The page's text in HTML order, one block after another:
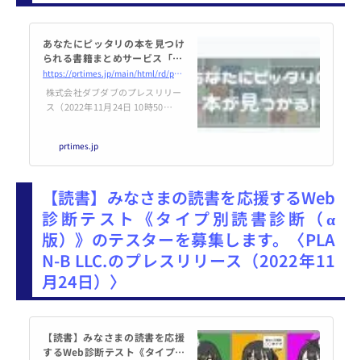
あなたにピッタリの本を見つけ
られる書籍まとめサービス「yo
meru(ヨメル)」がローンチ
https://prtimes.jp/main/html/rd/p/000000009.000083025.html
株式会社ダブダブのプレスリリー
ス（2022年11月24日 10時50分）
u(ヨメル)」がローンチ
prtimes.jp
【読書】みなさまの読書を応援するWeb
診断テスト《タイプ別読書診断（α
版）》のテスターを募集します。〈PLA
N-B LLC.のプレスリリース（2022年11
月24日）〉
【読書】みなさまの読書を応援
するWeb診断テスト《タイプ別